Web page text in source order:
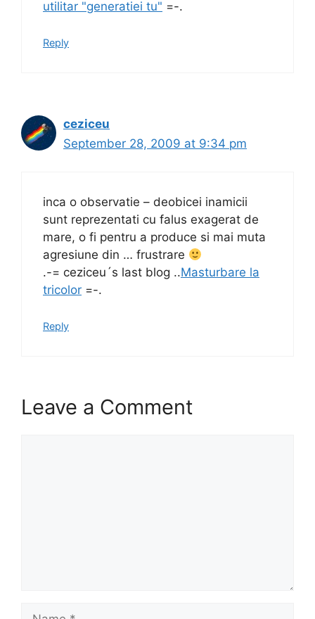
utilitar "generatiei tu" =-.
Reply
ceziceu
September 28, 2009 at 9:34 pm
inca o observatie – deobicei inamicii
sunt reprezentati cu falus exagerat de
mare, o fi pentru a produce si mai muta
agresiune din … frustrare
.-= ceziceu´s last blog ..Masturbare la
tricolor =-.
Reply
Leave a Comment
Name